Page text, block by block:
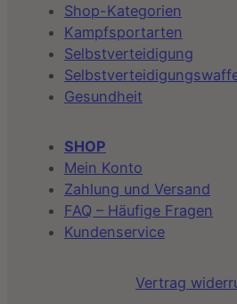
Shop-Kategorien
Kampfsportarten
Selbstverteidigung
Gesundheit
SHOP
Mein Konto
Zahlung und Versand
FAQ – Häufige Fragen
Kundenservice
Vertrag